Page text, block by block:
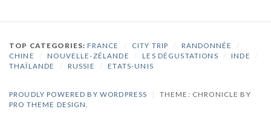
TOP CATEGORIES:FRANCE CITY TRIP RANDONNÉE
CHINE
NOUVELLE-ZÉLANDE LES DÉGUSTATIONS INDE
THAÏLANDE
RUSSIE ETATS-UNIS
PROUDLY POWERED BY WORDPRESS
THEME: CHRONICLE BY
PRO THEME DESIGN